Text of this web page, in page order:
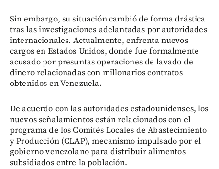
Sin embargo, su situación cambió de forma drástica
tras las investigaciones adelantadas por autoridades
internacionales. Actualmente, enfrenta nuevos
cargos en Estados Unidos, donde fue formalmente
acusado por presuntas operaciones de lavado de
dinero relacionadas con millonarios contratos
obtenidos en Venezuela.
De acuerdo con las autoridades estadounidenses, los
nuevos señalamientos están relacionados con el
programa de los Comités Locales de Abastecimiento
y Producción (CLAP), mecanismo impulsado por el
gobierno venezolano para distribuir alimentos
subsidiados entre la población.